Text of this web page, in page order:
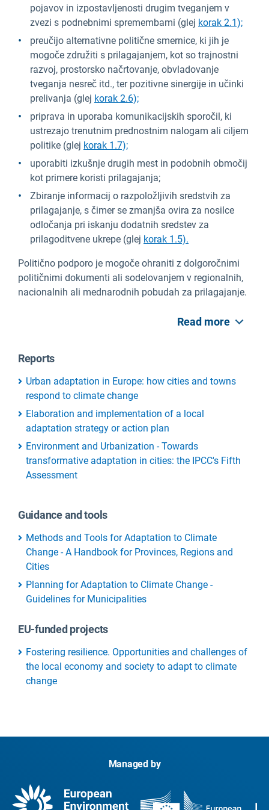
pojavov in izpostavljenosti drugim tveganjem v
zvezi s podnebnimi spremembami (glej korak 2.1);
preučijo alternativne politične smernice, ki jih je
mogoče združiti s prilagajanjem, kot so trajnostni
razvoj, prostorsko načrtovanje, obvladovanje
tveganja nesreč itd., ter pozitivne sinergije in učinki
prelivanja (glej korak 2.6);
priprava in uporaba komunikacijskih sporočil, ki
ustrezajo trenutnim prednostnim nalogam ali ciljem
politike (glej korak 1.7);
uporabiti izkušnje drugih mest in podobnih območij
kot primere koristi prilagajanja;
Zbiranje informacij o razpoložljivih sredstvih za
prilagajanje, s čimer se zmanjša ovira za nosilce
odločanja pri iskanju dodatnih sredstev za
prilagoditvene ukrepe (glej korak 1.5).
Politično podporo je mogoče ohraniti z dolgoročnimi
političnimi dokumenti ali sodelovanjem v regionalnih,
nacionalnih ali mednarodnih pobudah za prilagajanje.
Read more
Reports
Urban adaptation in Europe: how cities and towns
respond to climate change
Elaboration and implementation of a local
adaptation strategy or action plan
Environment and Urbanization - Towards
transformative adaptation in cities: the IPCC's Fifth
Assessment
Guidance and tools
Methods and Tools for Adaptation to Climate
Change - A Handbook for Provinces, Regions and
Cities
Planning for Adaptation to Climate Change -
Guidelines for Municipalities
EU-funded projects
Fostering resilience. Opportunities and challenges of
the local economy and society to adapt to climate
change
Managed by